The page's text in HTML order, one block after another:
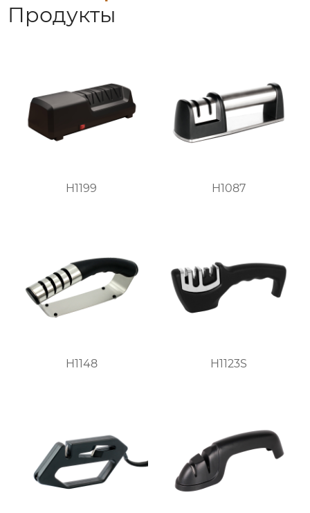
Продукты
H1199 H1087
H1148 H1123S